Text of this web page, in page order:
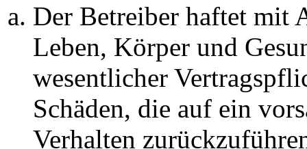
Der Betreiber haftet mit
Leben, Körper und
wesentlicher
Schäden, die auf ein
Verhalten